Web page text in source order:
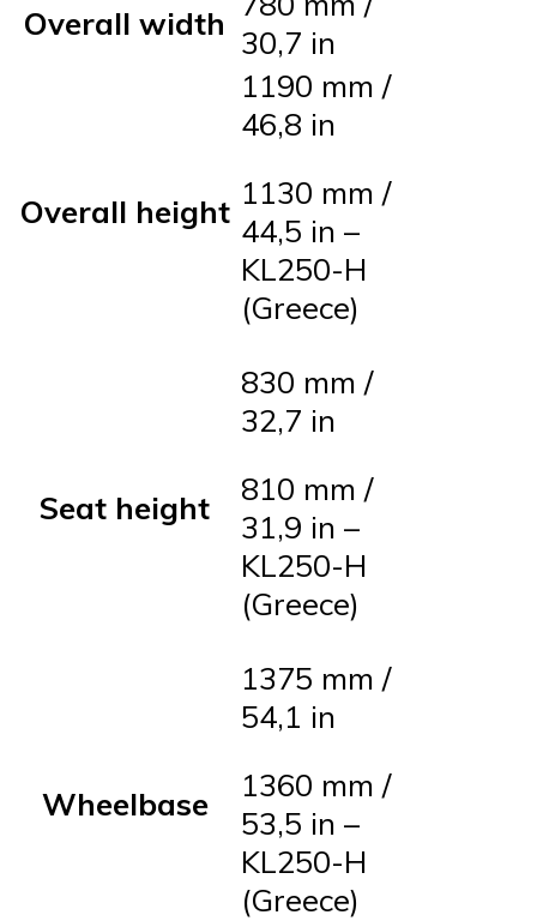
Overall width 30,7 in
Overall height
1190 mm /
46,8 in
1130 mm /
44,5 in –
KL250-H
(Greece)
Seat height
830 mm /
32,7 in
810 mm /
31,9 in –
KL250-H
(Greece)
Wheelbase
1375 mm /
54,1 in
1360 mm /
53,5 in –
KL250-H
(Greece)